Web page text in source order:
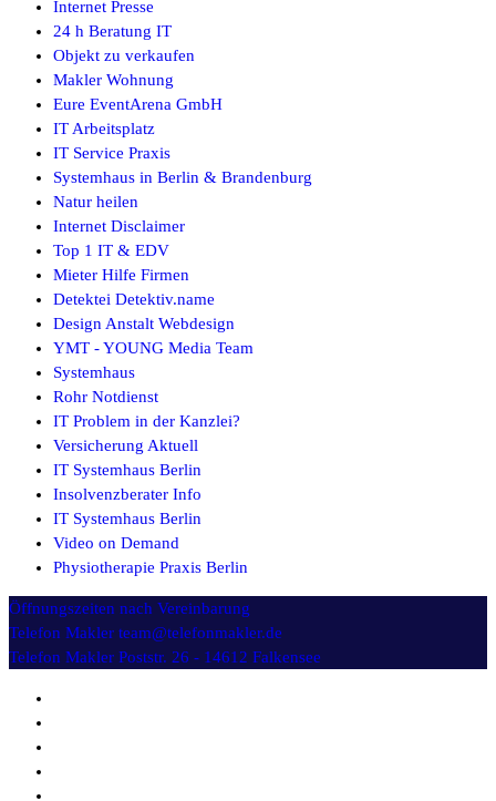
Internet Presse
24 h Beratung IT
Objekt zu verkaufen
Makler Wohnung
Eure EventArena GmbH
IT Arbeitsplatz
IT Service Praxis
Systemhaus in Berlin & Brandenburg
Natur heilen
Internet Disclaimer
Top 1 IT & EDV
Mieter Hilfe Firmen
Detektei Detektiv.name
Design Anstalt Webdesign
YMT - YOUNG Media Team
Systemhaus
Rohr Notdienst
IT Problem in der Kanzlei?
Versicherung Aktuell
IT Systemhaus Berlin
Insolvenzberater Info
IT Systemhaus Berlin
Video on Demand
Physiotherapie Praxis Berlin
Öffnungszeiten nach Vereinbarung
Telefon Makler team@telefonmakler.de
Telefon Makler Poststr. 26 - 14612 Falkensee